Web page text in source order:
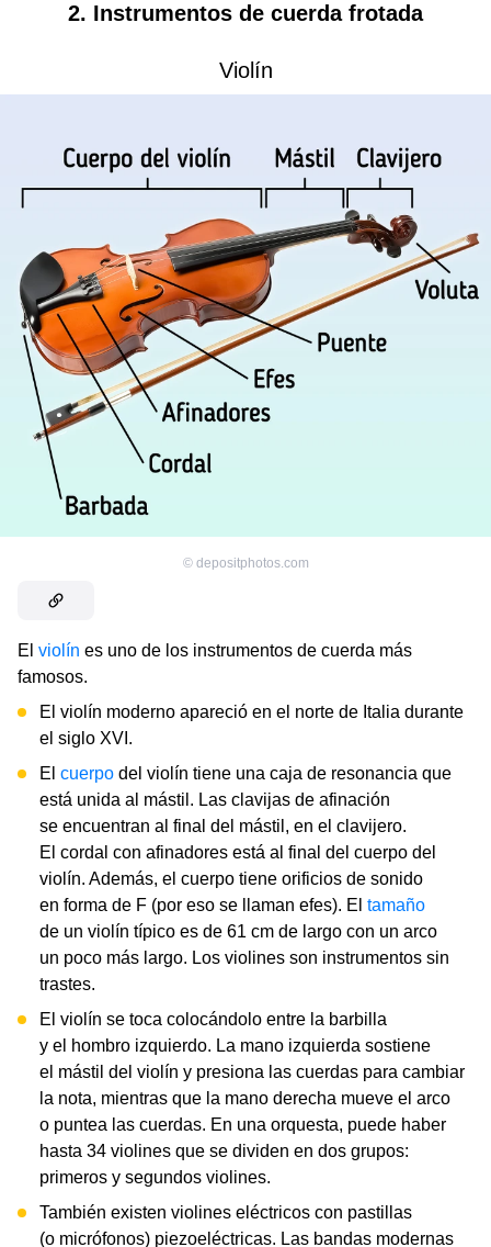
2. Instrumentos de cuerda frotada
Violín
© depositphotos.com
El violín es uno de los instrumentos de cuerda más
famosos.
El violín moderno apareció en el norte de Italia durante
el siglo XVI.
El cuerpo del violín tiene una caja de resonancia que
está unida al mástil. Las clavijas de afinación
se encuentran al final del mástil, en el clavijero.
El cordal con afinadores está al final del cuerpo del
violín. Además, el cuerpo tiene orificios de sonido
en forma de F (por eso se llaman efes). El tamaño
de un violín típico es de 61 cm de largo con un arco
un poco más largo. Los violines son instrumentos sin
trastes.
El violín se toca colocándolo entre la barbilla
y el hombro izquierdo. La mano izquierda sostiene
el mástil del violín y presiona las cuerdas para cambiar
la nota, mientras que la mano derecha mueve el arco
o puntea las cuerdas. En una orquesta, puede haber
hasta 34 violines que se dividen en dos grupos:
primeros y segundos violines.
También existen violines eléctricos con pastillas
(o micrófonos) piezoeléctricas. Las bandas modernas